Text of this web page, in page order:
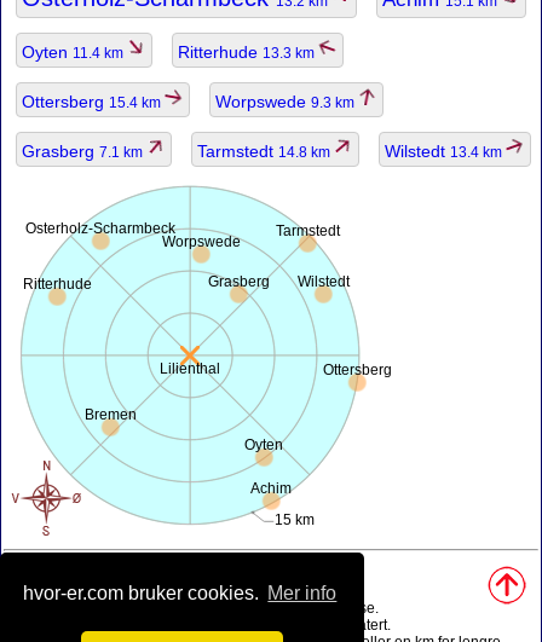
hvor-er.com bruker cookies. Mer info
Oyten 11.4 km Ritterhude 13.3 km
Ottersberg 15.4 km Worpswede 9.3 km
Grasberg 7.1 km Tarmstedt 14.8 km Wilstedt 13.4 km
Lilienthal
15 km
Bremen
Osterholz-Scharmbeck
Achim
Oyten
Ritterhude
Ottersberg
Worpswede
Grasberg
Tarmstedt
Wilstedt
• Kart bli ferdig ved hjelp avopenstreetmap.org.
database.
• Befolknings data er bare ca verdi, kan det være utdatert.